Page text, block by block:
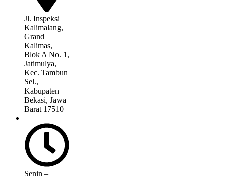
Jl. Inspeksi
Kalimalang,
Grand
Kalimas,
Blok A No. 1,
Jatimulya,
Kec. Tambun
Sel.,
Kabupaten
Bekasi, Jawa
Barat 17510
Senin –